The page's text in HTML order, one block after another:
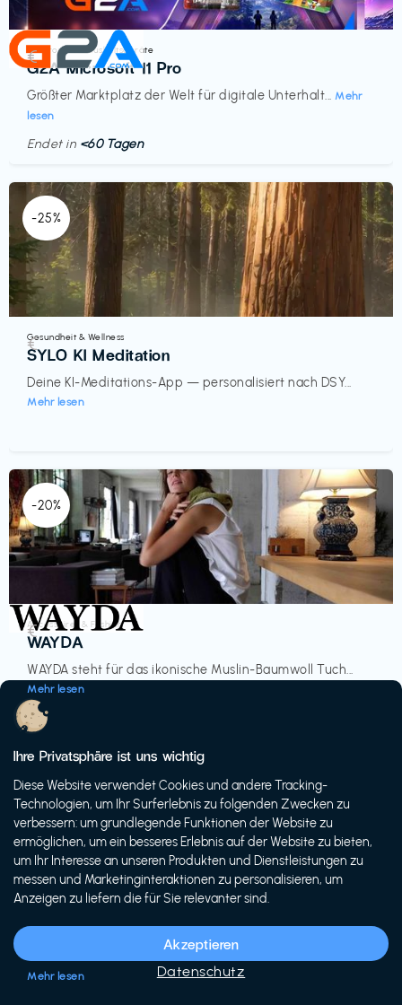
Elektronik & Haushaltsgeräte
G2A Microsoft 11 Pro
Größter Marktplatz der Welt für digitale Unterhalt... Mehr
lesen
€‎
Endet in <60 Tagen
-25%
Gesundheit & Wellness
SYLO KI Meditation
Deine KI-Meditations-App — personalisiert nach DSY...
Mehr lesen
€‎
-20%
Accessoires & Fashion
WAYDA
WAYDA steht für das ikonische Muslin-Baumwoll Tuch...
Mehr lesen
€‎
-20%
Siech Cycles
Entdecke den Schweizer Brand für urbane Fahrräder...
Mehr lesen
Ihre Privatsphäre ist uns wichtig
Diese Website verwendet Cookies und andere Tracking-
Technologien, um Ihr Surferlebnis zu folgenden Zwecken zu
verbessern: um grundlegende Funktionen der Website zu
ermöglichen, um ein besseres Erlebnis auf der Website zu bieten,
um Ihr Interesse an unseren Produkten und Dienstleistungen zu
messen und Marketinginteraktionen zu personalisieren, um
Anzeigen zu liefern die für Sie relevanter sind.
Akzeptieren
Datenschutz